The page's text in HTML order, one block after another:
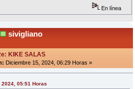
En línea
sivigliano
KIKE SALAS
Diciembre 15, 2024, 06:29 Horas »
05:51 Horas